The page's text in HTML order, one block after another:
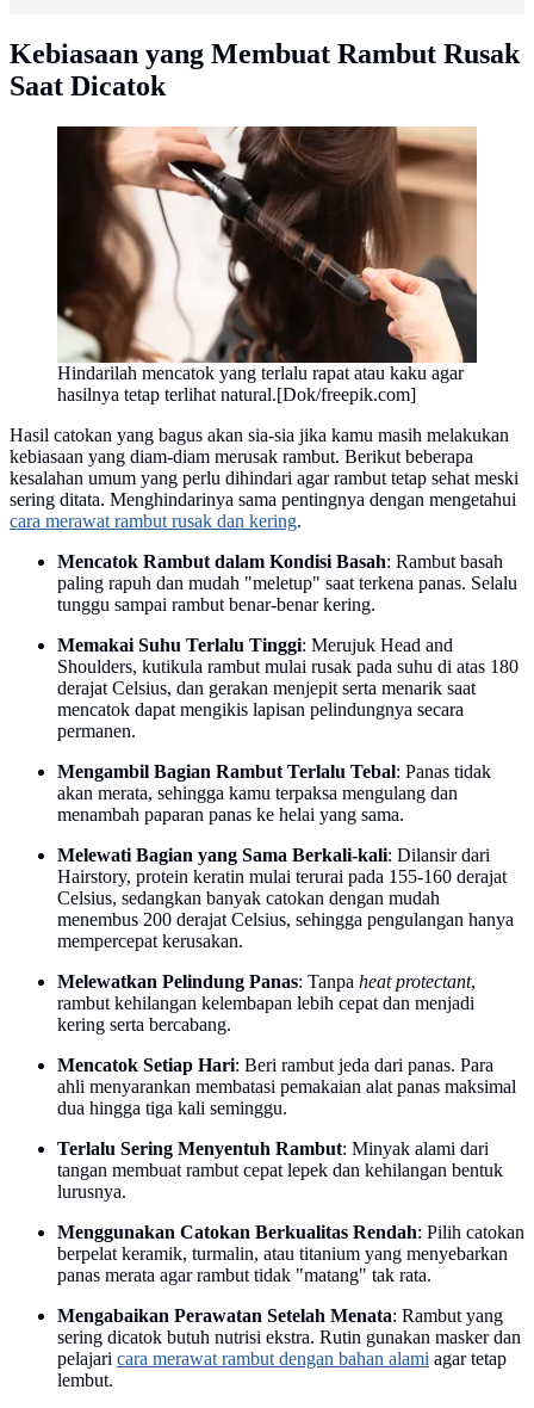
Kebiasaan yang Membuat Rambut Rusak
Saat Dicatok
Hindarilah mencatok yang terlalu rapat atau kaku agar
hasilnya tetap terlihat natural.[Dok/freepik.com]
Hasil catokan yang bagus akan sia-sia jika kamu masih melakukan
kebiasaan yang diam-diam merusak rambut. Berikut beberapa
kesalahan umum yang perlu dihindari agar rambut tetap sehat meski
sering ditata. Menghindarinya sama pentingnya dengan mengetahui
cara merawat rambut rusak dan kering.
Mencatok Rambut dalam Kondisi Basah: Rambut basah
paling rapuh dan mudah "meletup" saat terkena panas. Selalu
tunggu sampai rambut benar-benar kering.
Memakai Suhu Terlalu Tinggi: Merujuk Head and
Shoulders, kutikula rambut mulai rusak pada suhu di atas 180
derajat Celsius, dan gerakan menjepit serta menarik saat
mencatok dapat mengikis lapisan pelindungnya secara
permanen.
Mengambil Bagian Rambut Terlalu Tebal: Panas tidak
akan merata, sehingga kamu terpaksa mengulang dan
menambah paparan panas ke helai yang sama.
Melewati Bagian yang Sama Berkali-kali: Dilansir dari
Hairstory, protein keratin mulai terurai pada 155-160 derajat
Celsius, sedangkan banyak catokan dengan mudah
menembus 200 derajat Celsius, sehingga pengulangan hanya
mempercepat kerusakan.
Melewatkan Pelindung Panas: Tanpa heat protectant,
rambut kehilangan kelembapan lebih cepat dan menjadi
kering serta bercabang.
Mencatok Setiap Hari: Beri rambut jeda dari panas. Para
ahli menyarankan membatasi pemakaian alat panas maksimal
dua hingga tiga kali seminggu.
Terlalu Sering Menyentuh Rambut: Minyak alami dari
tangan membuat rambut cepat lepek dan kehilangan bentuk
lurusnya.
Menggunakan Catokan Berkualitas Rendah: Pilih catokan
berpelat keramik, turmalin, atau titanium yang menyebarkan
panas merata agar rambut tidak "matang" tak rata.
Mengabaikan Perawatan Setelah Menata: Rambut yang
sering dicatok butuh nutrisi ekstra. Rutin gunakan masker dan
pelajari cara merawat rambut dengan bahan alami agar tetap
lembut.